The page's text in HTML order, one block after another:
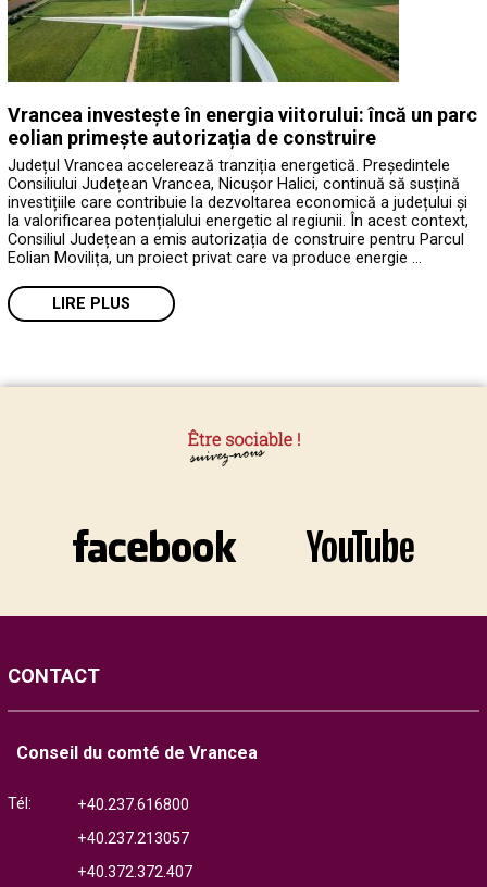
Vrancea investește în energia viitorului: încă un parc
eolian primește autorizația de construire
Județul Vrancea accelerează tranziția energetică. Președintele
Consiliului Județean Vrancea, Nicușor Halici, continuă să susțină
investițiile care contribuie la dezvoltarea economică a județului și
la valorificarea potențialului energetic al regiunii. În acest context,
Consiliul Județean a emis autorizația de construire pentru Parcul
Eolian Movilița, un proiect privat care va produce energie …
LIRE PLUS
CONTACT
Conseil du comté de Vrancea
Tél:
+40.237.616800
+40.237.213057
+40.372.372.407